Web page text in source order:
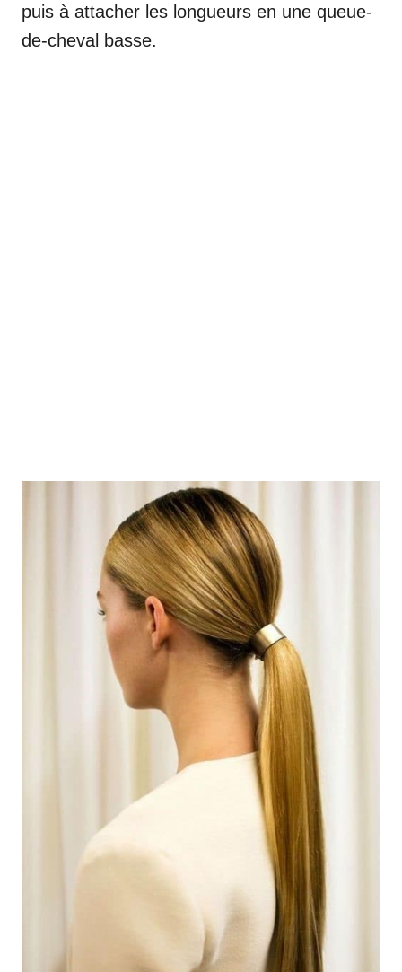
puis à attacher les longueurs en une queue-
de-cheval basse.